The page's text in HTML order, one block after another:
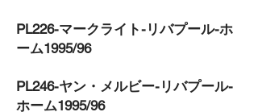
PL226-マークライト-リバプール-ホ
ーム1995/96
PL246-ヤン・メルビー-リバプール-
ホーム1995/96